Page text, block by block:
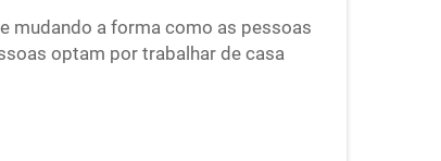
mudando a forma como as pessoas
optam por trabalhar de casa
difícil. Algumas têm crianças
do tráfego da rua...